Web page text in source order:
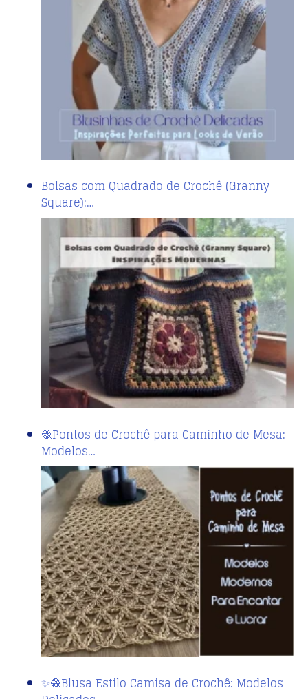
Bolsas com Quadrado de Crochê (Granny
Square):…
🧶Pontos de Crochê para Caminho de Mesa:
Modelos…
✨🧶Blusa Estilo Camisa de Crochê: Modelos